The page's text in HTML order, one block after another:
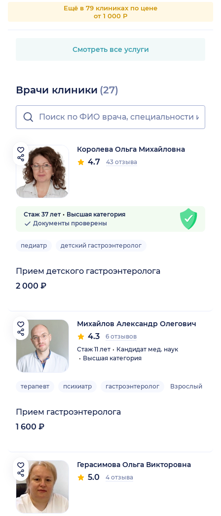
Ещё в 79 клиниках по цене
от 1 000 Р
Смотреть все услуги
Врачи клиники (27)
Королева Ольга Михайловна
4.7 43 отзыва
Стаж 37 лет
Высшая категория
Документы проверены
педиатр детский гастроэнтеролог
Прием детского гастроэнтеролога
2 000 ₽
Михайлов Александр Олегович
4.3
6 отзывов
Стаж 11 лет
Кандидат мед. наук
Высшая категория
терапевт психиатр гастроэнтеролог Взрослый
Прием гастроэнтеролога
1 600 ₽
Герасимова Ольга Викторовна
5.0 4 отзыва